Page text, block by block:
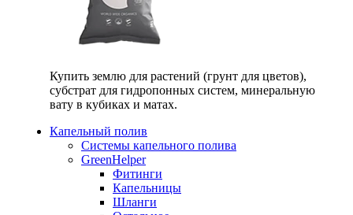
Купить землю для растений (грунт для цветов),
субстрат для гидропонных систем, минеральную
вату в кубиках и матах.
Капельный полив
Системы капельного полива
GreenHelper
Фитинги
Капельницы
Шланги